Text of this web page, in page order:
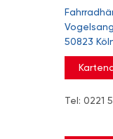
50823
Tel: 0221